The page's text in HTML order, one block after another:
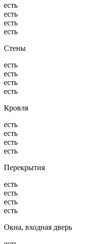
есть
есть
есть
есть
Стены
есть
есть
есть
есть
Кровля
есть
есть
есть
есть
Перекрытия
есть
есть
есть
есть
Окна, входная дверь